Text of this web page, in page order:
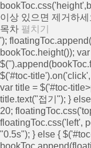
이상 있으면 제거하
목차 펼치기
');
bookToc.height());
$('
$('#toc-
var title = $('#toc-
title.text("접기"); }
20;
floatingToc.css('left',
"0.5s"); } else {